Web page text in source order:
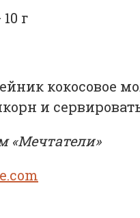
г
кокосовое
и
«Мечтатели»